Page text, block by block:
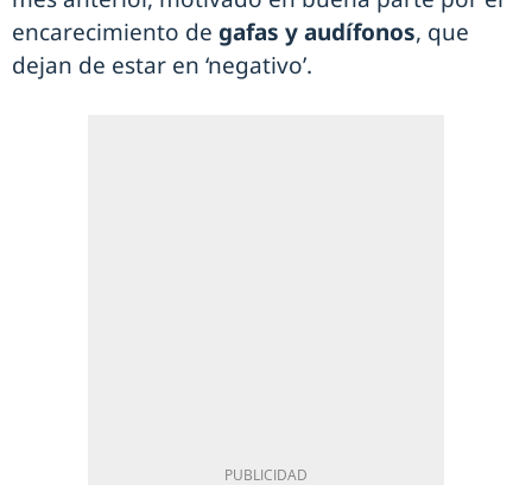
encarecimiento de gafas y audífonos, que
dejan de estar en ‘negativo’.